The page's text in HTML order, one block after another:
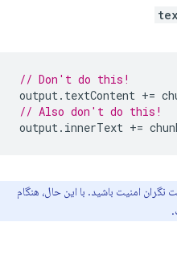
// Don't do this!
output. textContent +=
// Also don't do this!
output. innerText +=
نگران امنیت باشید. با این حال، هنگام